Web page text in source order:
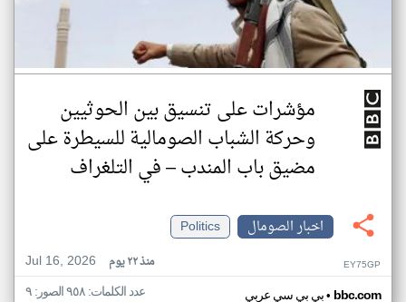
مؤشرات على تنسيق بين الحوثيين
وحركة الشباب الصومالية للسيطرة على
مضيق باب المندب – في التلغراف
اخبار الصومال
Politics
Jul 16, 2026
منذ ٢٢ يوم EY75GP
بي بي سي عربي• bbc.com عدد الكلمات: ٩٥٨ الصور: ٩